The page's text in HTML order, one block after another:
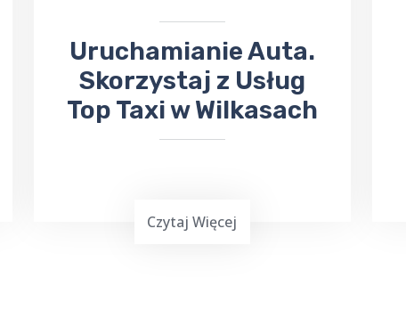
Uruchamianie Auta.
Skorzystaj z Usług
Top Taxi w Wilkasach
Czytaj Więcej